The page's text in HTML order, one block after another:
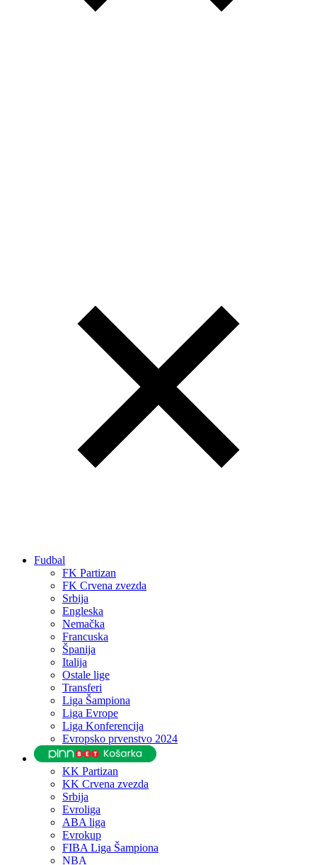
Fudbal
FK Partizan
FK Crvena zvezda
Srbija
Engleska
Nemačka
Francuska
Španija
Italija
Ostale lige
Transferi
Liga Šampiona
Liga Evrope
Liga Konferencija
Evropsko prvenstvo 2024
KK Partizan
KK Crvena zvezda
Srbija
Evroliga
ABA liga
Evrokup
FIBA Liga Šampiona
NBA